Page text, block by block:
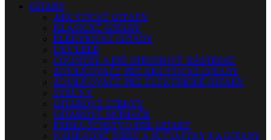
GITARY
AKUSTICKÉ GITARY
KLASICKÉ GITARY
ELEKTRICKÉ GITARY
UKULELE
COUNTRY A INÉ STRUNOVÉ NÁSTROJE
ZOSILŇOVAČE PRE AKUSTICKÉ GITARY
ZOSILŇOVAČE PRE ELEKTRICKÉ GITARY
STRUNY
GITAROVÉ EFEKTY
GITAROVÉ SNÍMAČE
PRÍSLUŠENSTVO PRE GITARY
NÁHRADNÉ DIELY A SÚČIASTKY NA GITARY